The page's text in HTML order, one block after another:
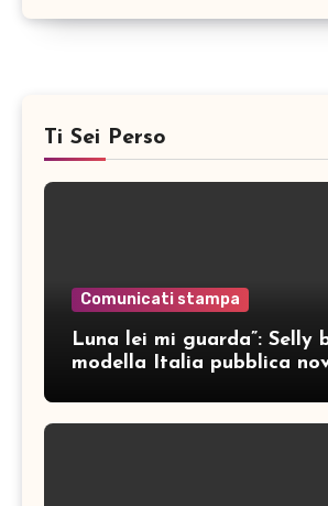
Ti Sei Perso
Comunicati stampa
Luna lei mi guarda”: Selly
modella Italia pubblica